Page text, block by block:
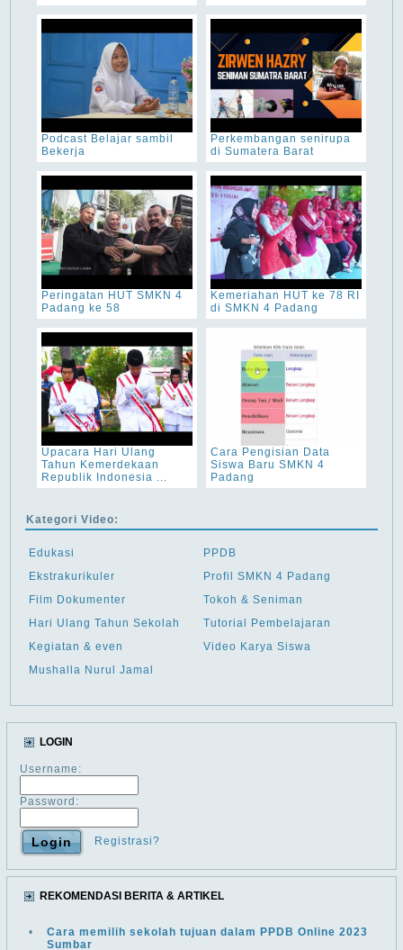
Podcast Belajar sambil
Bekerja
Perkembangan senirupa
di Sumatera Barat
Peringatan HUT SMKN 4
Padang ke 58
Kemeriahan HUT ke 78 RI
di SMKN 4 Padang
Upacara Hari Ulang
Tahun Kemerdekaan
Republik Indonesia ...
Cara Pengisian Data
Siswa Baru SMKN 4
Padang
Kategori Video:
Edukasi
Ekstrakurikuler
Film Dokumenter
Hari Ulang Tahun Sekolah
Kegiatan & even
Mushalla Nurul Jamal
PPDB
Profil SMKN 4 Padang
Tokoh & Seniman
Tutorial Pembelajaran
Video Karya Siswa
LOGIN
Username:
Password:
Registrasi?
REKOMENDASI BERITA & ARTIKEL
•
Cara memilih sekolah tujuan dalam PPDB Online 2023
Sumbar